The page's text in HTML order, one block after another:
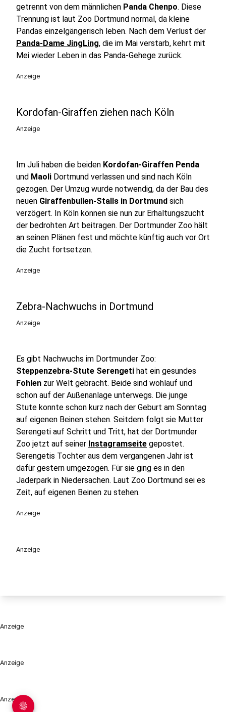
Anzeige
Anzeige
getrennt von dem männlichen Panda Chenpo. Diese
Trennung ist laut Zoo Dortmund normal, da kleine
Pandas einzelgängerisch leben. Nach dem Verlust der
Panda-Dame JingLing, die im Mai verstarb, kehrt mit
Mei wieder Leben in das Panda-Gehege zurück.
Anzeige
Kordofan-Giraffen ziehen nach Köln
Anzeige
Im Juli haben die beiden Kordofan-Giraffen Penda
und Maoli Dortmund verlassen und sind nach Köln
gezogen. Der Umzug wurde notwendig, da der Bau des
neuen Giraffenbullen-Stalls in Dortmund sich
verzögert. In Köln können sie nun zur Erhaltungszucht
der bedrohten Art beitragen. Der Dortmunder Zoo hält
an seinen Plänen fest und möchte künftig auch vor Ort
die Zucht fortsetzen.
Anzeige
Zebra-Nachwuchs in Dortmund
Anzeige
Es gibt Nachwuchs im Dortmunder Zoo:
Steppenzebra-Stute Serengeti hat ein gesundes
Fohlen zur Welt gebracht. Beide sind wohlauf und
schon auf der Außenanlage unterwegs. Die junge
Stute konnte schon kurz nach der Geburt am Sonntag
auf eigenen Beinen stehen. Seitdem folgt sie Mutter
Serengeti auf Schritt und Tritt, hat der Dortmunder
Zoo jetzt auf seiner Instagramseite gepostet.
Serengetis Tochter aus dem vergangenen Jahr ist
dafür gestern umgezogen. Für sie ging es in den
Jaderpark in Niedersachen. Laut Zoo Dortmund sei es
Zeit, auf eigenen Beinen zu stehen.
Anzeige
Anzeige
Anzeige